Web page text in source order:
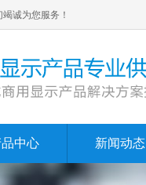
诚为您服务！
中心 新闻动态